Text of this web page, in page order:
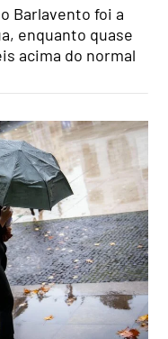
Barlavento foi a
enquanto quase
acima do normal